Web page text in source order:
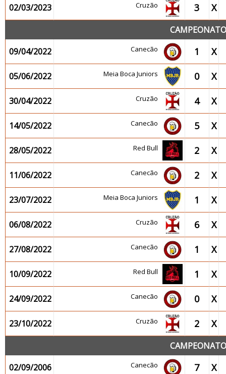
02/03/2023 Cruzão 3 X
09/04/2022
Canecão 1 X
05/06/2022 Meia Boca Juniors 0 X
30/04/2022 Cruzão 4 X
14/05/2022 Canecão 5 X
28/05/2022 Red Bull 2 X
11/06/2022 Canecão 2 X
23/07/2022 Meia Boca Juniors 1 X
06/08/2022 Cruzão 6 X
27/08/2022 Canecão 1 X
10/09/2022 Red Bull 1 X
24/09/2022 Canecão 0 X
23/10/2022 Cruzão 2 X
02/09/2006
Canecão 7 X